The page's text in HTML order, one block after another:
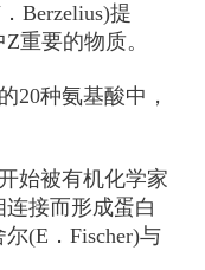
Berzelius)提
重要的物质。
20种氨基酸中，
始被有机化学家
接而形成蛋白
(E．Fischer)与